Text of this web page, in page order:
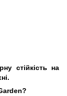
стійкість на
?